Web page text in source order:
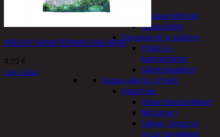
Palovaroittimet
Riippulukot
Varastointi ja säilytys
Hyllyt ja -
kannattimet
Säilytyslaatikot
Vapaa-aika ja urheilu
Askartelu
Askartelutarvikkeet
Miniatyyri
Sakset, liimat ja
muut tarvikkeet
FREDDY HAMSTERINRUOKA 800G
4,99 €
Lue Lisää